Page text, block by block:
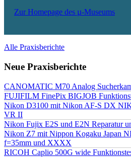
Zur Homepage des µ-Museums
Alle Praxisberichte
Neue Praxisberichte
CANOMATIC M70 Analog
FUJIFILM FinePix BIGJOB
Nikon D3100 mit Nikon AF-S DX
VR II
Nikon Fujix E2S und E2N Reparatur
Nikon Z7 mit Nippon Kogaku Japan
f=35mm und XXXX
RICOH Caplio 500G wide